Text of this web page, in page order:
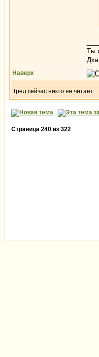
Ты
Наверх
Тред сейчас никто не читает.
Страница 240 из 322